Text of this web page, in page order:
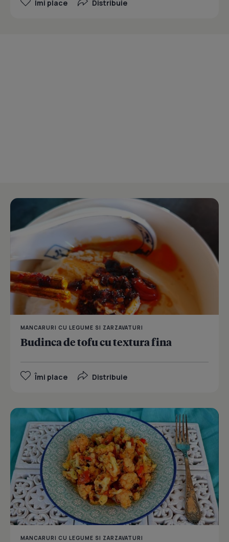
Îmi place Distribuie
MANCARURI CU LEGUME SI ZARZAVATURI
Budinca de tofu cu textura fina
Îmi place Distribuie
MANCARURI CU LEGUME SI ZARZAVATURI